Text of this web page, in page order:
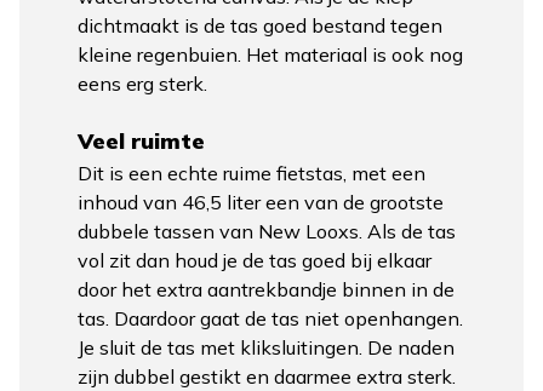
dichtmaakt is de tas goed bestand tegen
kleine regenbuien. Het materiaal is ook nog
eens erg sterk.
Veel ruimte
Dit is een echte ruime fietstas, met een
inhoud van 46,5 liter een van de grootste
dubbele tassen van New Looxs. Als de tas
vol zit dan houd je de tas goed bij elkaar
door het extra aantrekbandje binnen in de
tas. Daardoor gaat de tas niet openhangen.
Je sluit de tas met kliksluitingen. De naden
zijn dubbel gestikt en daarmee extra sterk.